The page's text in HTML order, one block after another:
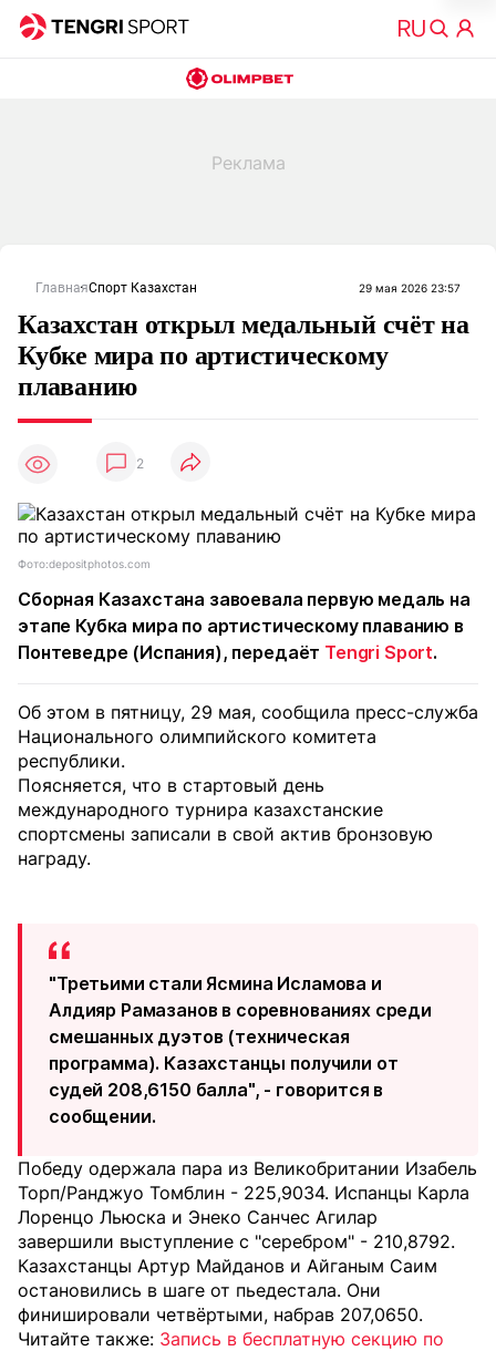
ГлавнаяСпорт Казахстан 29 мая 2026 23:57
Казахстан открыл медальный счёт на
Кубке мира по артистическому
плаванию
2
Фото:depositphotos.com
Сборная Казахстана завоевала первую медаль на
этапе Кубка мира по артистическому плаванию в
Понтеведре (Испания), передаёт Tengri Sport.
Об этом в пятницу, 29 мая, сообщила пресс-служба
Национального олимпийского комитета
республики.
Поясняется, что в стартовый день
международного турнира казахстанские
спортсмены записали в свой актив бронзовую
награду.
"Третьими стали Ясмина Исламова и
Алдияр Рамазанов в соревнованиях среди
смешанных дуэтов (техническая
программа). Казахстанцы получили от
судей 208,6150 балла", - говорится в
сообщении.
Победу одержала пара из Великобритании Изабель
Торп/Ранджуо Томблин - 225,9034. Испанцы Карла
Лоренцо Льюска и Энеко Санчес Агилар
завершили выступление с "серебром" - 210,8792.
Казахстанцы Артур Майданов и Айганым Саим
остановились в шаге от пьедестала. Они
финишировали четвёртыми, набрав 207,0650.
Читайте также: Запись в бесплатную секцию по